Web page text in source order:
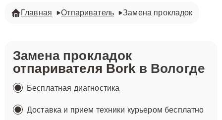
Главная Отпариватель Замена прокладок
Замена прокладок
отпаривателя Borkв Вологде
Бесплатная диагностика
Доставка и прием техники курьером бесплатно